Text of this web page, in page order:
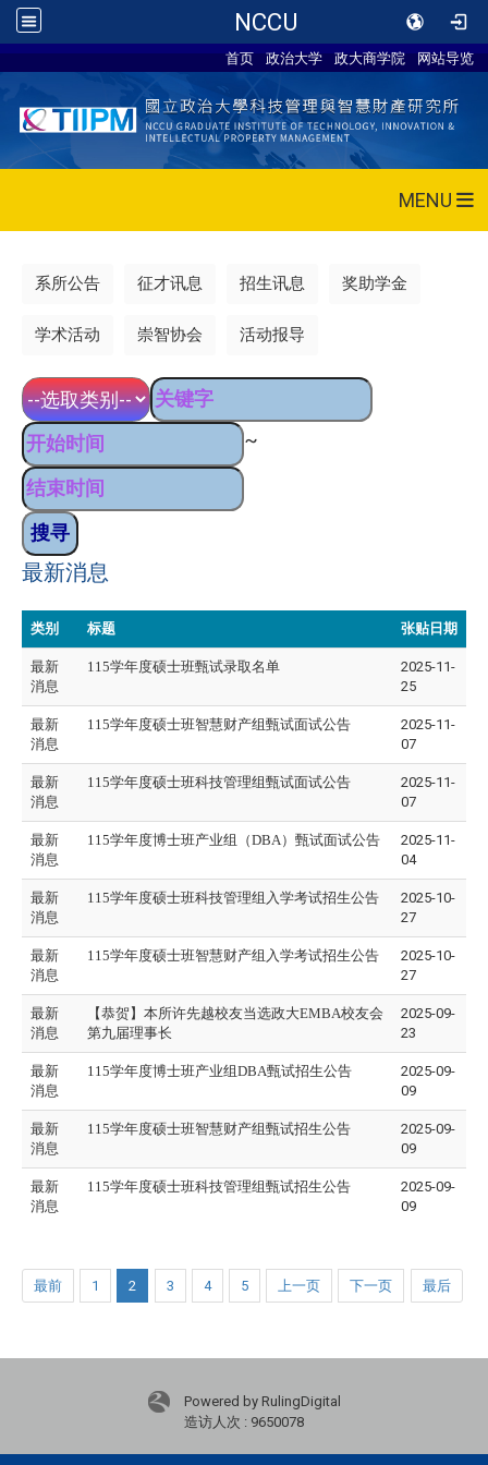
NCCU
首页 政治大学 政大商学院 网站导览
MENU
系所公告 征才讯息 招生讯息 奖助学金
学术活动 崇智协会 活动报导
~
最新消息
类别 标题 张贴日期
最新
消息
115学年度硕士班甄试录取名单
2025-11-
25
最新
消息
115学年度硕士班智慧财产组甄试面试公告
2025-11-
07
最新
消息
115学年度硕士班科技管理组甄试面试公告
2025-11-
07
最新
消息
115学年度博士班产业组（DBA）甄试面试公告
2025-11-
04
最新
消息
115学年度硕士班科技管理组入学考试招生公告
2025-10-
27
最新
消息
115学年度硕士班智慧财产组入学考试招生公告
2025-10-
27
最新
消息
【恭贺】本所许先越校友当选政大EMBA校友会
第九届理事长
2025-09-
23
最新
消息
115学年度博士班产业组DBA甄试招生公告
2025-09-
09
最新
消息
115学年度硕士班智慧财产组甄试招生公告
2025-09-
09
最新
消息
115学年度硕士班科技管理组甄试招生公告
2025-09-
09
最前 1 2 3 4 5 上一页 下一页 最后
Powered by RulingDigital
造访人次 : 9650078